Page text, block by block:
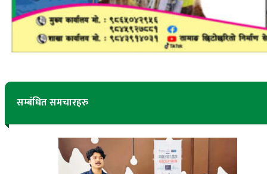
सम्बंधित समचारहरु